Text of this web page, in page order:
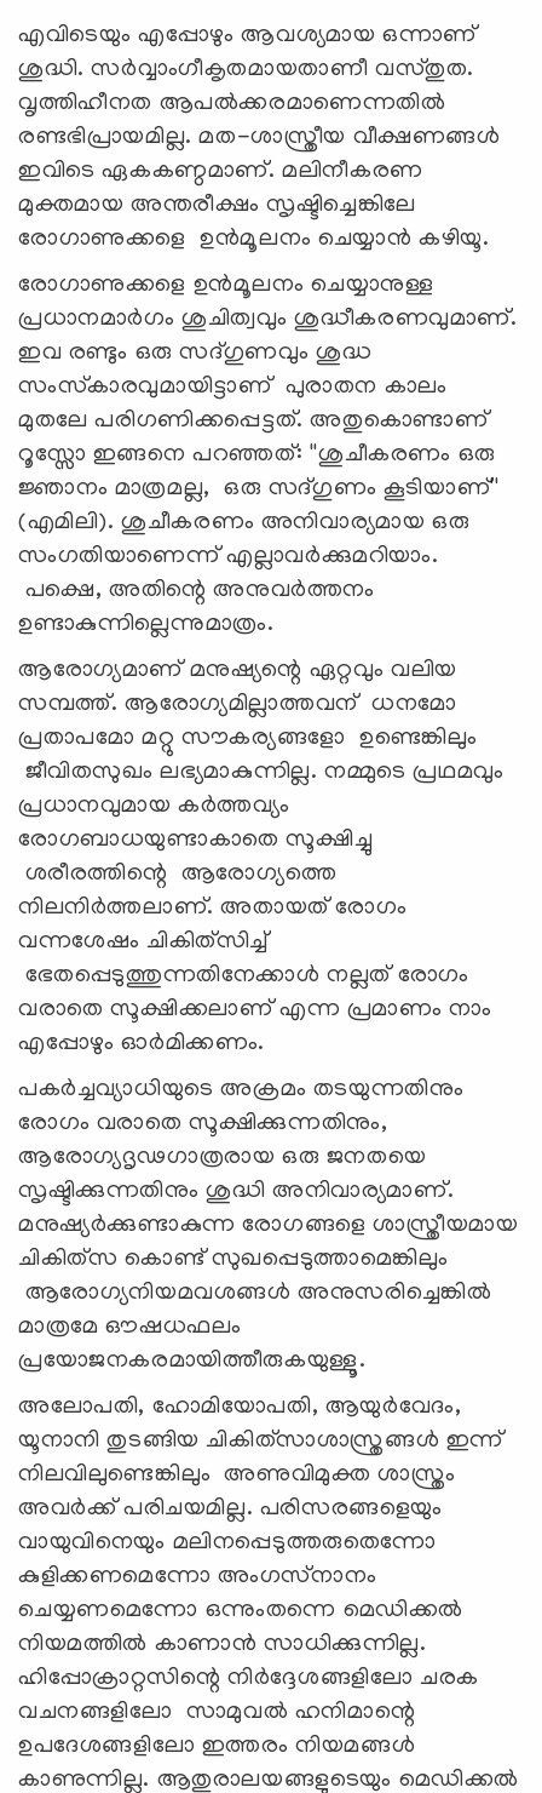
എവിടെയും എപ്പോഴും ആവശ്യമായ ഒന്നാണ്
ശുദ്ധി. സര്‍വ്വാംഗീകൃതമായതാണീ വസ്തുത.
വൃത്തിഹീനത ആപല്‍ക്കരമാണെന്നതില്‍
രണ്ടഭിപ്രായമില്ല. മത-ശാസ്ത്രീയ വീക്ഷണങ്ങള്‍
ഇവിടെ ഏകകണ്ഠമാണ്. മലിനീകരണ
മുക്തമായ അന്തരീക്ഷം സൃഷ്ടിച്ചെങ്കിലേ
രോഗാണുക്കളെ ഉന്‍മൂലനം ചെയ്യാന്‍ കഴിയൂ.
രോഗാണുക്കളെ ഉന്‍മൂലനം ചെയ്യാനുള്ള
പ്രധാനമാര്‍ഗം ശുചിത്വവും ശുദ്ധീകരണവുമാണ്.
ഇവ രണ്ടും ഒരു സദ്ഗുണവും ശുദ്ധ
സംസ്‌കാരവുമായിട്ടാണ് പുരാതന കാലം
മുതലേ പരിഗണിക്കപ്പെട്ടത്. അതുകൊണ്ടാണ്
റൂസ്സോ ഇങ്ങനെ പറഞ്ഞത്: ''ശുചീകരണം ഒരു
ജ്ഞാനം മാത്രമല്ല, ഒരു സദ്ഗുണം കൂടിയാണ്''
(എമിലി). ശുചീകരണം അനിവാര്യമായ ഒരു
സംഗതിയാണെന്ന് എല്ലാവര്‍ക്കുമറിയാം.
പക്ഷെ, അതിന്റെ അനുവര്‍ത്തനം
ഉണ്ടാകുന്നില്ലെന്നുമാത്രം.
ആരോഗ്യമാണ് മനുഷ്യന്റെ ഏറ്റവും വലിയ
സമ്പത്ത്. ആരോഗ്യമില്ലാത്തവന് ധനമോ
പ്രതാപമോ മറ്റു സൗകര്യങ്ങളോ ഉണ്ടെങ്കിലും
ജീവിതസുഖം ലഭ്യമാകുന്നില്ല. നമ്മുടെ പ്രഥമവും
പ്രധാനവുമായ കര്‍ത്തവ്യം
രോഗബാധയുണ്ടാകാതെ സൂക്ഷിച്ചു
ശരീരത്തിന്റെ ആരോഗ്യത്തെ
നിലനിര്‍ത്തലാണ്. അതായത് രോഗം
വന്നശേഷം ചികിത്‌സിച്ച്
ഭേതപ്പെടുത്തുന്നതിനേക്കാള്‍ നല്ലത് രോഗം
വരാതെ സൂക്ഷിക്കലാണ് എന്ന പ്രമാണം നാം
എപ്പോഴും ഓര്‍മിക്കണം.
പകര്‍ച്ചവ്യാധിയുടെ അക്രമം തടയുന്നതിനും
രോഗം വരാതെ സൂക്ഷിക്കുന്നതിനും,
ആരോഗ്യദൃഢഗാത്രരായ ഒരു ജനതയെ
സൃഷ്ടിക്കുന്നതിനും ശുദ്ധി അനിവാര്യമാണ്.
മനുഷ്യര്‍ക്കുണ്ടാകുന്ന രോഗങ്ങളെ ശാസ്ത്രീയമായ
ചികിത്‌സ കൊണ്ട് സുഖപ്പെടുത്താമെങ്കിലും
ആരോഗ്യനിയമവശങ്ങള്‍ അനുസരിച്ചെങ്കില്‍
മാത്രമേ ഔഷധഫലം
പ്രയോജനകരമായിത്തീരുകയുള്ളൂ.
അലോപതി, ഹോമിയോപതി, ആയുര്‍വേദം,
യൂനാനി തുടങ്ങിയ ചികിത്‌സാശാസ്ത്രങ്ങള്‍ ഇന്ന്
നിലവിലുണ്ടെങ്കിലും അണുവിമുക്ത ശാസ്ത്രം
അവര്‍ക്ക് പരിചയമില്ല. പരിസരങ്ങളെയും
വായുവിനെയും മലിനപ്പെടുത്തരുതെന്നോ
കുളിക്കണമെന്നോ അംഗസ്‌നാനം
ചെയ്യണമെന്നോ ഒന്നുംതന്നെ മെഡിക്കല്‍
നിയമത്തില്‍ കാണാന്‍ സാധിക്കുന്നില്ല.
ഹിപ്പോക്രാറ്റസിന്റെ നിര്‍ദ്ദേശങ്ങളിലോ ചരക
വചനങ്ങളിലോ സാമുവല്‍ ഹനിമാന്റെ
ഉപദേശങ്ങളിലോ ഇത്തരം നിയമങ്ങള്‍
കാണുന്നില്ല. ആതുരാലയങ്ങളുടെയും മെഡിക്കല്‍